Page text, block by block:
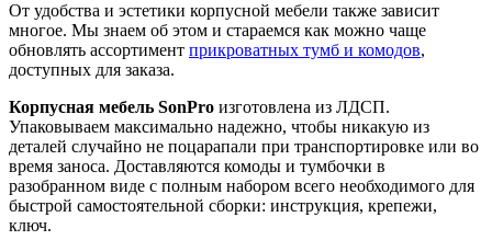
От удобства и эстетики корпусной мебели также зависит
многое. Мы знаем об этом и стараемся как можно чаще
обновлять ассортимент прикроватных тумб и комодов,
доступных для заказа.
Корпусная мебель SonPro изготовлена из ЛДСП.
Упаковываем максимально надежно, чтобы никакую из
деталей случайно не поцарапали при транспортировке или во
время заноса. Доставляются комоды и тумбочки в
разобранном виде с полным набором всего необходимого для
быстрой самостоятельной сборки: инструкция, крепежи,
ключ.